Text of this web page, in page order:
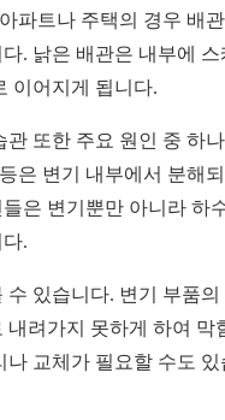
파트나 주택의 경우 배
. 낡은 배관은 내부에 스
이어지게 됩니다.
또한 주요 원인 중 하
은 변기 내부에서 분해
은 변기뿐만 아니라 하
.
있습니다. 변기 부품의
려가지 못하게 하여 막
교체가 필요할 수도 있